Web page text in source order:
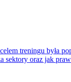
treningu była
sektory oraz jak